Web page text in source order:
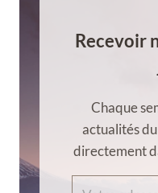
Recevoir
Chaque
actualités
directement